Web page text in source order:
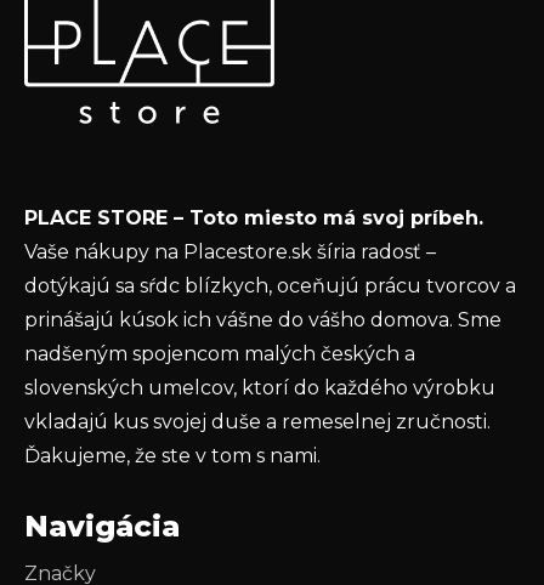
Odoberať newsletter
Vložte svoj e-mail a my Vám budeme zasielať informácie
o nových produktoch na našom e-shope.
ochrany osobných údajov
PRIHLÁSIŤ SA
PLACE STORE – Toto miesto má svoj príbeh.
Vaše nákupy na Placestore.sk šíria radosť –
dotýkajú sa sŕdc blízkych, oceňujú prácu tvorcov a
prinášajú kúsok ich vášne do vášho domova. Sme
nadšeným spojencom malých českých a
slovenských umelcov, ktorí do každého výrobku
vkladajú kus svojej duše a remeselnej zručnosti.
Ďakujeme, že ste v tom s nami.
Navigácia
Značky